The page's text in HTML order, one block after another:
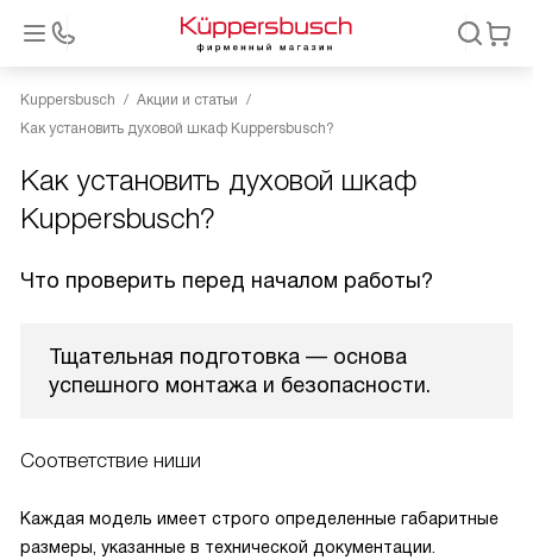
Kuppersbusch
Акции и статьи
Как установить духовой шкаф Kuppersbusch?
Как установить духовой шкаф
Kuppersbusch?
Что проверить перед началом работы?
Тщательная подготовка — основа
успешного монтажа и безопасности.
Соответствие ниши
Каждая модель имеет строго определенные габаритные
размеры, указанные в технической документации.